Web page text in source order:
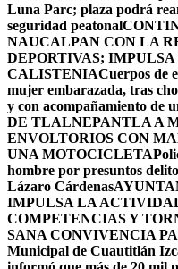
Luna Parc; plaza podrá
seguridad peatonal
NAUCALPAN CON LA
DEPORTIVAS;
CALISTENIACuerpos de
mujer embarazada, tras
y con acompañamiento de
DE TLALNEPANTLA A
ENVOLTORIOS CON
UNA MOTOCICLETA
hombre por presuntos
Lázaro Cárdenas
IMPULSA LA
COMPETENCIAS Y
SANA CONVIVENCIA
Municipal de Cuautitlán